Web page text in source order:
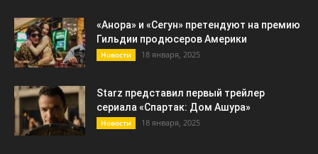
«Анора» и «Сегун» претендуют на премию
Гильдии продюсеров Америки
Новости 18 января, 2025
Starz представил первый трейлер
сериала «Спартак: Дом Ашура»
Новости 18 января, 2025